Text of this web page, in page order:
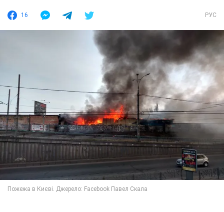
16 РУС